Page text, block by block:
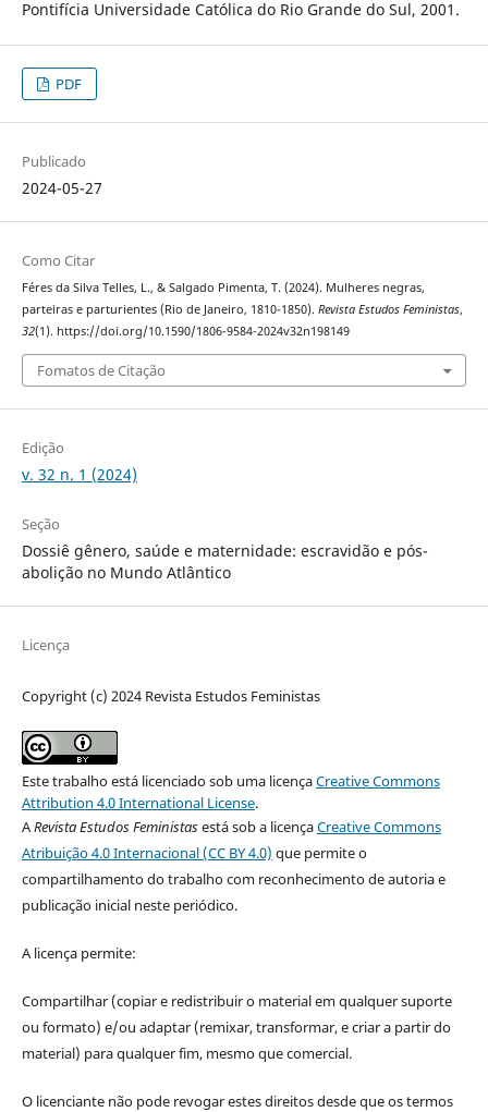
Pontifícia Universidade Católica do Rio Grande do Sul, 2001.
PDF
Publicado
2024-05-27
Como Citar
Féres da Silva Telles, L., & Salgado Pimenta, T. (2024). Mulheres negras,
parteiras e parturientes (Rio de Janeiro, 1810-1850). Revista Estudos Feministas,
32(1). https://doi.org/10.1590/1806-9584-2024v32n198149
Fomatos de Citação
Edição
v. 32 n. 1 (2024)
Seção
Dossiê gênero, saúde e maternidade: escravidão e pós-
abolição no Mundo Atlântico
Licença
Copyright (c) 2024 Revista Estudos Feministas
Este trabalho está licenciado sob uma licençaCreative Commons
Attribution 4.0 International License.
ARevista Estudos Feministasestá sob a licençaCreative Commons
Atribuição 4.0 Internacional (CC BY 4.0) que permite o
compartilhamento do trabalho com reconhecimento de autoria e
publicação inicial neste periódico.
A licença permite:
Compartilhar (copiar e redistribuir o material em qualquer suporte
ou formato) e/ou adaptar (remixar, transformar, e criar a partir do
material) para qualquer fim, mesmo que comercial.
O licenciante não pode revogar estes direitos desde que os termos